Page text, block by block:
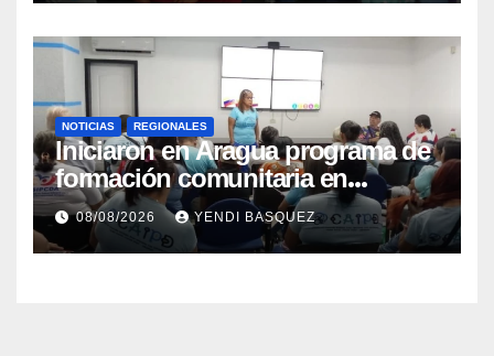
NOTICIAS REGIONALES
Iniciaron en Aragua programa de
formación comunitaria en
atención a personas con
discapacidad
08/08/2026 YENDI BASQUEZ